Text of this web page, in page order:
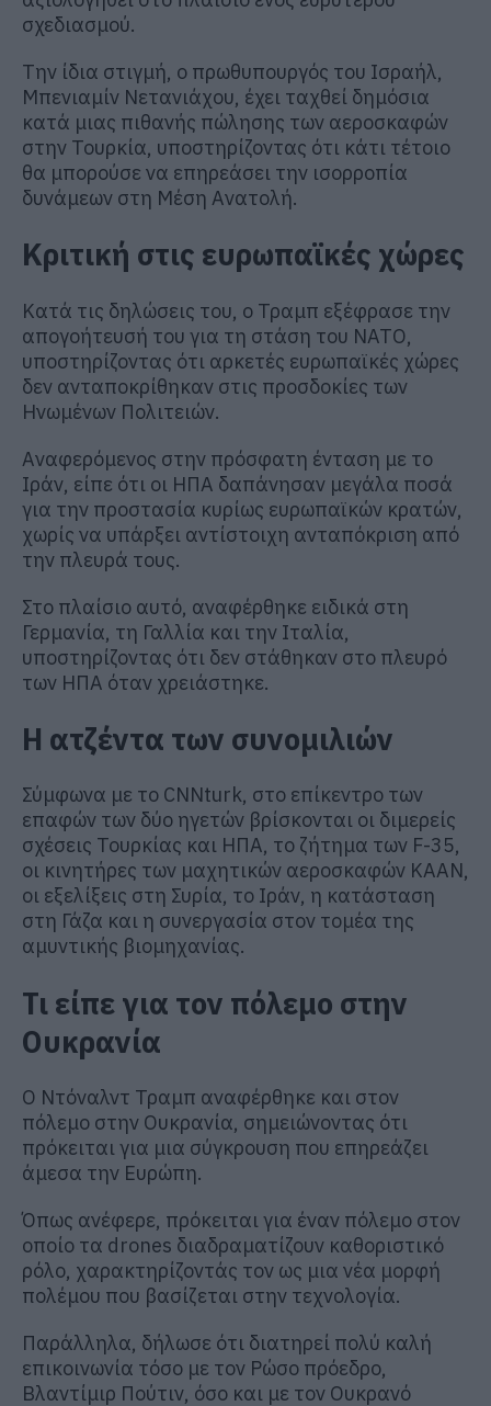
σχεδιασμού.
Την ίδια στιγμή, ο πρωθυπουργός του Ισραήλ,
Μπενιαμίν Νετανιάχου, έχει ταχθεί δημόσια
κατά μιας πιθανής πώλησης των αεροσκαφών
στην Τουρκία, υποστηρίζοντας ότι κάτι τέτοιο
θα μπορούσε να επηρεάσει την ισορροπία
δυνάμεων στη Μέση Ανατολή.
Κριτική στις ευρωπαϊκές χώρες
Κατά τις δηλώσεις του, ο Τραμπ εξέφρασε την
απογοήτευσή του για τη στάση του ΝΑΤΟ,
υποστηρίζοντας ότι αρκετές ευρωπαϊκές χώρες
δεν ανταποκρίθηκαν στις προσδοκίες των
Ηνωμένων Πολιτειών.
Αναφερόμενος στην πρόσφατη ένταση με το
Ιράν, είπε ότι οι ΗΠΑ δαπάνησαν μεγάλα ποσά
για την προστασία κυρίως ευρωπαϊκών κρατών,
χωρίς να υπάρξει αντίστοιχη ανταπόκριση από
την πλευρά τους.
Στο πλαίσιο αυτό, αναφέρθηκε ειδικά στη
Γερμανία, τη Γαλλία και την Ιταλία,
υποστηρίζοντας ότι δεν στάθηκαν στο πλευρό
των ΗΠΑ όταν χρειάστηκε.
Η ατζέντα των συνομιλιών
Σύμφωνα με το CNNturk, στο επίκεντρο των
επαφών των δύο ηγετών βρίσκονται οι διμερείς
σχέσεις Τουρκίας και ΗΠΑ, το ζήτημα των F-35,
οι κινητήρες των μαχητικών αεροσκαφών KAAN,
οι εξελίξεις στη Συρία, το Ιράν, η κατάσταση
στη Γάζα και η συνεργασία στον τομέα της
αμυντικής βιομηχανίας.
Τι είπε για τον πόλεμο στην
Ουκρανία
Ο Ντόναλντ Τραμπ αναφέρθηκε και στον
πόλεμο στην Ουκρανία, σημειώνοντας ότι
πρόκειται για μια σύγκρουση που επηρεάζει
άμεσα την Ευρώπη.
Όπως ανέφερε, πρόκειται για έναν πόλεμο στον
οποίο τα drones διαδραματίζουν καθοριστικό
ρόλο, χαρακτηρίζοντάς τον ως μια νέα μορφή
πολέμου που βασίζεται στην τεχνολογία.
Παράλληλα, δήλωσε ότι διατηρεί πολύ καλή
επικοινωνία τόσο με τον Ρώσο πρόεδρο,
Βλαντίμιρ Πούτιν, όσο και με τον Ουκρανό